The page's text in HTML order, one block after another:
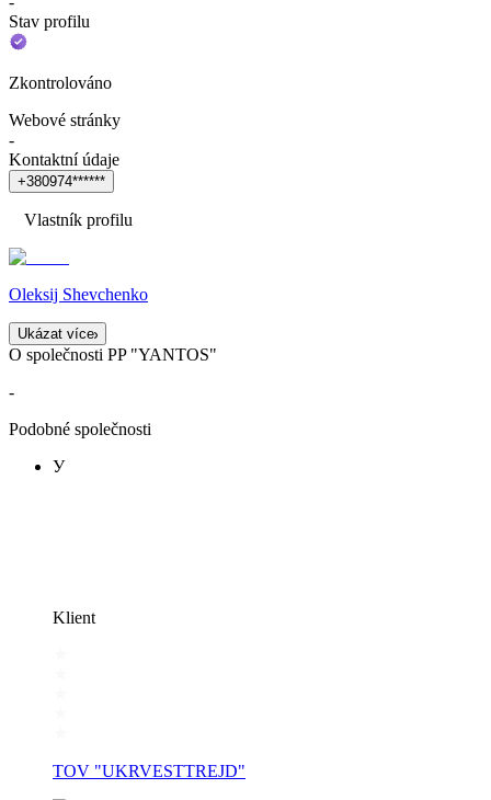
Stav profilu
Zkontrolováno
Webové stránky
-
Kontaktní údaje
+380974******
Vlastník profilu
Oleksij Shevchenko
Ukázat více
O společnosti PP "YANTOS"
-
Podobné společnosti
У
Klient
TOV "UKRVESTTREJD"